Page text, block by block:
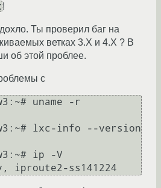
!
Ты проверил баг на
ветках 3.Х и 4.Х ? В
об этой проблее.
с
uname -r
lxc-info --version
ip -V